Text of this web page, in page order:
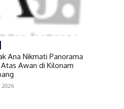
Ana Nikmati Panorama
Awan di Kilonam
2026